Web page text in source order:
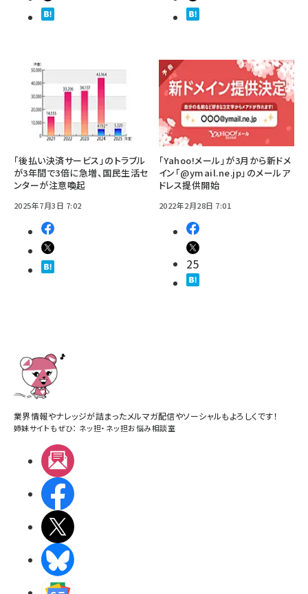
「後払い決済サービス」のトラブル
が3年間で3倍に急増、国民生活セ
ンターが注意喚起
2025年7月3日 7:02
「Yahoo!メール」が3月から新ドメ
イン「@ymail.ne.jp」のメールア
ドレス提供開始
2022年2月28日 7:01
25
業界情報やナレッジが詰まったメルマガ配信やソーシャルもよろしくです！
姉妹サイトもぜひ： ネッ担・ ネッ担お悩み相談室